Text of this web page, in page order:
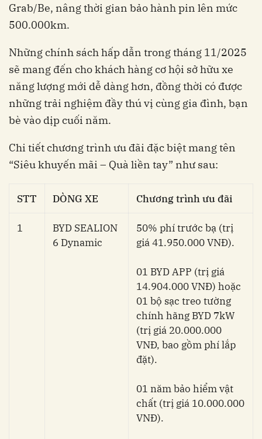
Grab/Be, nâng thời gian bảo hành pin lên mức
500.000km.
Những chính sách hấp dẫn trong tháng 11/2025
sẽ mang đến cho khách hàng cơ hội sở hữu xe
năng lượng mới dễ dàng hơn, đồng thời có được
những trải nghiệm đầy thú vị cùng gia đình, bạn
bè vào dịp cuối năm.
Chi tiết chương trình ưu đãi đặc biệt mang tên
“Siêu khuyến mãi – Quà liền tay” như sau:
STT DÒNG XE Chương trình ưu đãi
1
BYD SEALION
6 Dynamic
50% phí trước bạ (trị
giá 41.950.000 VNĐ).
01 BYD APP (trị giá
14.904.000 VNĐ) hoặc
01 bộ sạc treo tường
chính hãng BYD 7kW
(trị giá 20.000.000
VNĐ, bao gồm phí lắp
đặt).
01 năm bảo hiểm vật
chất (trị giá 10.000.000
VNĐ).